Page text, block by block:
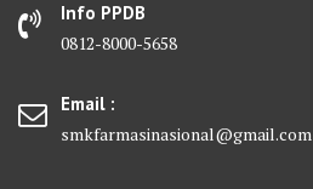
Info PPDB
0812-8000-5658
Email :
smkfarmasinasional@gmail.com